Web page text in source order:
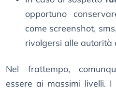
opportuno
come screenshot,
rivolgersi alle autorità
Nel frattempo,
essere ai massimi livelli.